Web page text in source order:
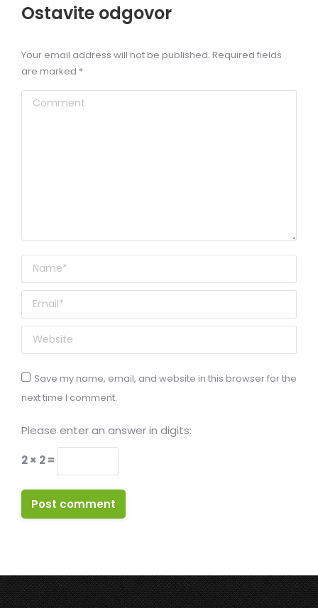
Ostavite odgovor
Your email address will not be published. Required fields
are marked *
Comment
Name *
Email *
Website
Save my name, email, and website in this browser for the
next time I comment.
Please enter an answer in digits:
2 × 2 =
Post comment